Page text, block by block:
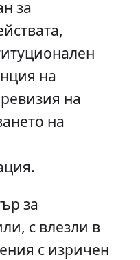
за
на
на
на
за
с влезли в
с изричен